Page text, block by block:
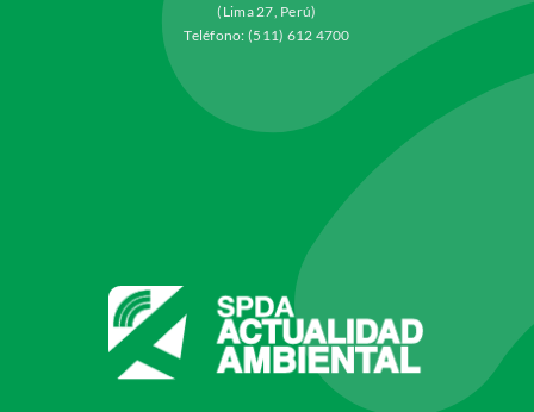
(Lima 27, Perú)
Teléfono: (511) 612 4700